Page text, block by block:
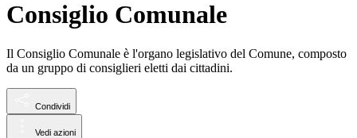
Consiglio Comunale
Il Consiglio Comunale è l'organo legislativo del Comune, composto
da un gruppo di consiglieri eletti dai cittadini.
Condividi
Vedi azioni